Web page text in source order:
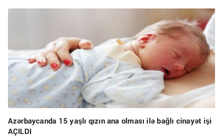
Azərbaycanda 15 yaşlı qızın ana olması ilə bağlı cinayət işi
AÇILDI